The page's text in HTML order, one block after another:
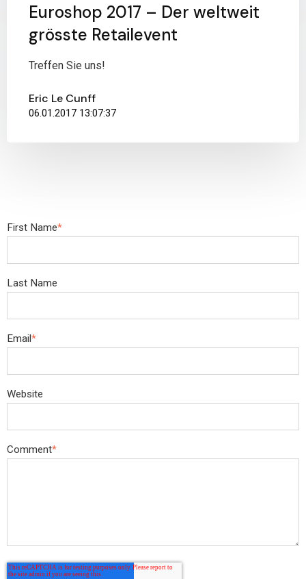
Euroshop 2017 – Der weltweit
grösste Retailevent
Treffen Sie uns!
Eric Le Cunff
06.01.2017 13:07:37
First Name*
Last Name
Email*
Website
Comment*